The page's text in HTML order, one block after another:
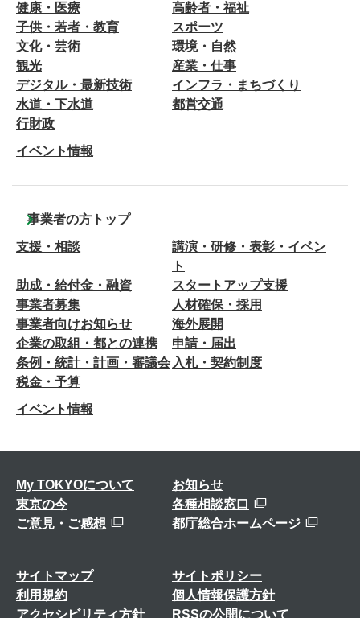
健康・医療
高齢者・福祉
子供・若者・教育
スポーツ
文化・芸術
環境・自然
観光
産業・仕事
デジタル・最新技術
インフラ・まちづくり
水道・下水道
都営交通
行財政
イベント情報
事業者の方トップ
支援・相談
講演・研修・表彰・イベン
ト
助成・給付金・融資
スタートアップ支援
事業者募集
人材確保・採用
事業者向けお知らせ
海外展開
企業の取組・都との連携
申請・届出
条例・統計・計画・審議会 入札・契約制度
税金・予算
イベント情報
My TOKYOについて
お知らせ
東京の今
各種相談窓口
ご意見・ご感想
都庁総合ホームページ
サイトマップ
サイトポリシー
利用規約
個人情報保護方針
アクセシビリティ方針
RSSの公開について